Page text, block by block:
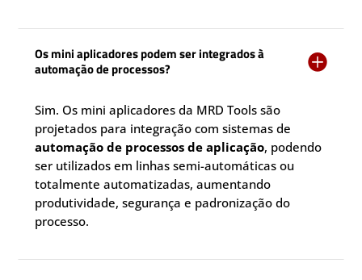
Os mini aplicadores podem ser integrados à
automação de processos?

Sim. Os mini aplicadores da MRD Tools são
projetados para integração com sistemas de
automação de processos de aplicação, podendo
ser utilizados em linhas semi-automáticas ou
totalmente automatizadas, aumentando
produtividade, segurança e padronização do
processo.